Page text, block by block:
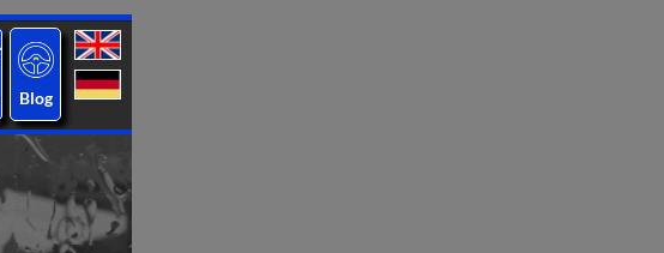
Blog